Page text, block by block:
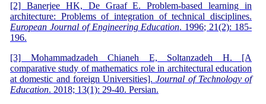
[2] Banerjee HK, De Graaf E. Problem-based learning in
architecture: Problems of integration of technical disciplines.
European Journal of Engineering Education. 1996; 21(2): 185-
196.
[3] Mohammadzadeh Chianeh E, Soltanzadeh H. [A
comparative study of mathematics role in architectural education
at domestic and foreign Universities].Journal of Technology of
Education. 2018; 13(1): 29-40. Persian.